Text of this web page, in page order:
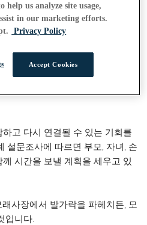
비가 되셨나요? 저희가 가장 좋아
고 다시 연결될 수 있는 기회를
설문조사에 따르면 부모, 자녀, 손
시간을 보낼 계획을 세우고 있
사장에서 발가락을 파헤치든, 모
입니다.
help us analyze site usage,
in our marketing efforts.
Privacy Policy
Accept Cookies